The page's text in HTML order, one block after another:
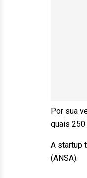
Por sua
quais 250
A startup
(ANSA).